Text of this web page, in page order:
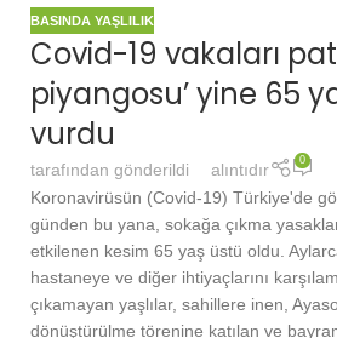
BASINDA YAŞLILIK
Covid-19 vakaları
piyangosu’ yine 65
vurdu
tarafından gönderildi alıntıdır 0
Koronavirüsün (Covid-19) Türkiye'de
günden bu yana, sokağa çıkma
etkilenen kesim 65 yaş üstü oldu.
hastaneye ve diğer ihtiyaçlarını
çıkamayan yaşlılar, sahillere inen,
dönüştürülme törenine katılan ve